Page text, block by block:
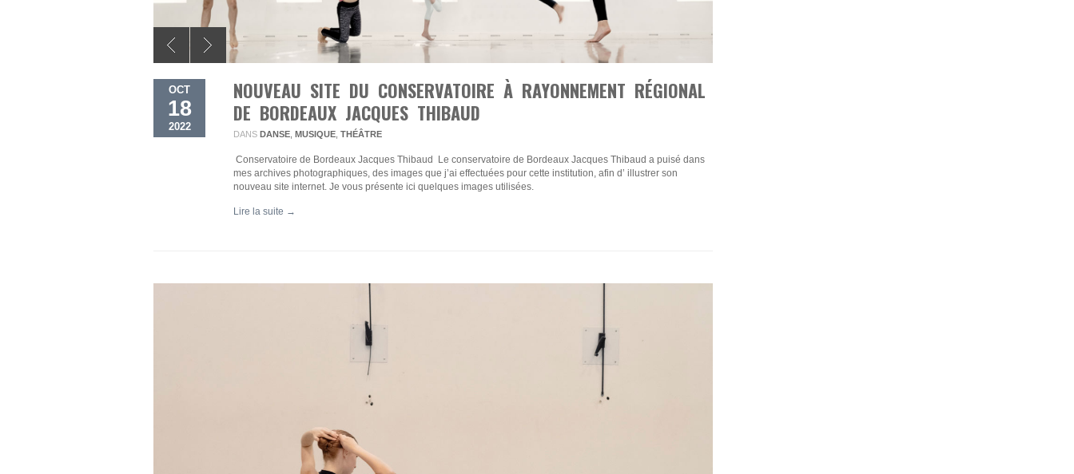
OCT
18
2022
NOUVEAU SITE DU CONSERVATOIRE À RAYONNEMENT RÉGIONAL
DE BORDEAUX JACQUES THIBAUD
DANS DANSE MUSIQUE THÉÂTRE
Conservatoire de Bordeaux Jacques Thibaud Le conservatoire de Bordeaux Jacques Thibaud a puisé dans
mes archives photographiques, des images que j’ai effectuées pour cette institution, afin d’ illustrer son
nouveau site internet. Je vous présente ici quelques images utilisées.
Lire la suite →